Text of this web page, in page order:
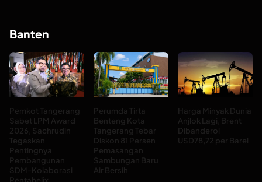
Banten
Pemkot Tangerang
Sabet LPM Award
2026, Sachrudin
Tegaskan
Pentingnya
Pembangunan
SDM-Kolaborasi
Perumda Tirta
Benteng Kota
Tangerang Tebar
Diskon 81 Persen
Pemasangan
Sambungan Baru
Air Bersih
Harga Minyak Dunia
Anjlok Lagi, Brent
Dibanderol
USD78,72 per Barel